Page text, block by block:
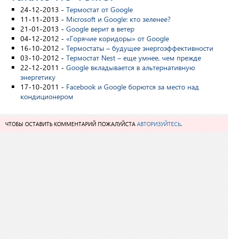
24-12-2013 - Термостат от Google
11-11-2013 - Microsoft и Google: кто зеленее?
21-01-2013 - Google верит в ветер
04-12-2012 - «Горячие коридоры» от Google
16-10-2012 - Термостаты – будущее энергоэффективности
03-10-2012 - Термостат Nest – еще умнее, чем прежде
22-12-2011 - Google вкладывается в альтернативную
энергетику
17-10-2011 - Facebook и Google борются за место над
кондиционером
ЧТОБЫ ОСТАВИТЬ КОММЕНТАРИЙ ПОЖАЛУЙСТА АВТОРИЗУЙТЕСЬ.